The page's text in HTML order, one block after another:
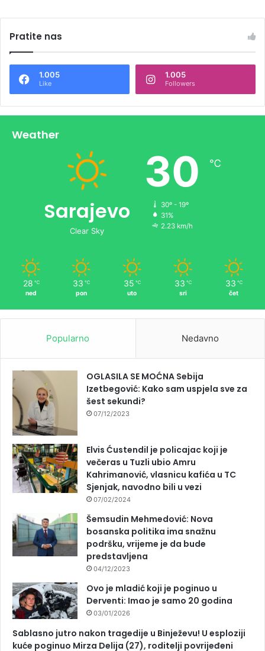
Pratite nas
1.005
Like
1.005
Followers
Weather
Sarajevo
Clear Sky
30 ℃
30º - 19º
31%
2.23 km/h
28 ℃
ned
33 ℃
pon
35 ℃
uto
33 ℃
sri
33 ℃
čet
Popularno Nedavno
OGLASILA SE MOĆNA Sebija
Izetbegović: Kako sam uspjela sve za
šest sekundi?
07/12/2023
Elvis Ćustendil je policajac koji je
večeras u Tuzli ubio Amru
Kahrimanović, vlasnicu kafića u TC
Sjenjak, navodno bili u vezi
07/02/2024
Šemsudin Mehmedović: Nova
bosanska politika ima snažnu
podršku, vrijeme je da bude
predstavljena
04/12/2023
Ovo je mladić koji je poginuo u
Derventi: Imao je samo 20 godina
03/01/2026
Sablasno jutro nakon tragedije u Binježevu! U esploziji
kuće poginuo Mirza Delija (27), roditelji povrijeđeni